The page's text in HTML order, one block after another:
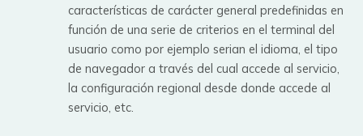
características de carácter general predefinidas en
función de una serie de criterios en el terminal del
usuario como por ejemplo serian el idioma, el tipo
de navegador a través del cual accede al servicio,
la configuración regional desde donde accede al
servicio, etc.